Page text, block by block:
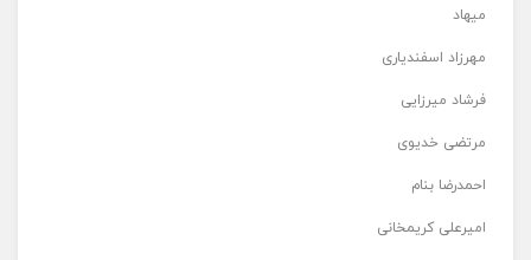
میهاد
مهرزاد اسفندیاری
فرشاد میرزایی
مرتضی خدیوی
احمدرضا بنام
امیرعلی کریمخانی